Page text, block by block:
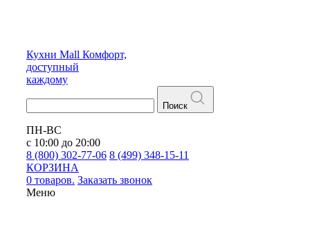
Кухни Mall Комфорт,
доступный
каждому
Поиск
ПН-ВС
с 10:00 до 20:00
8 (800) 302-77-06 8 (499) 348-15-11
КОРЗИНА
0 товаров. Заказать звонок
Меню